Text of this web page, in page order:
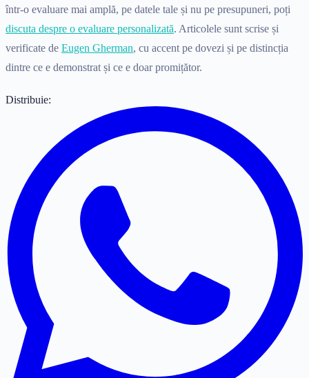
într-o evaluare mai amplă, pe datele tale și nu pe presupuneri, poți
discuta despre o evaluare personalizată. Articolele sunt scrise și
verificate de Eugen Gherman, cu accent pe dovezi și pe distincția
dintre ce e demonstrat și ce e doar promițător.
Distribuie: